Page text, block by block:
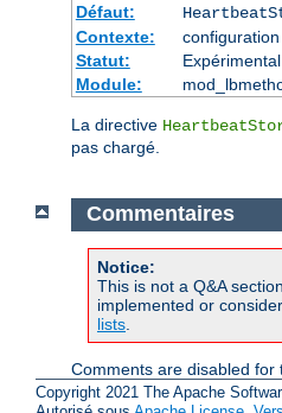
Défaut:
Contexte:
Statut:
Expérimental
Module:
La directive
pas chargé.
Commentaires
Notice:
This is not a Q&A
implemented or
lists
Comments are disabled for
Copyright 2021 The Apache